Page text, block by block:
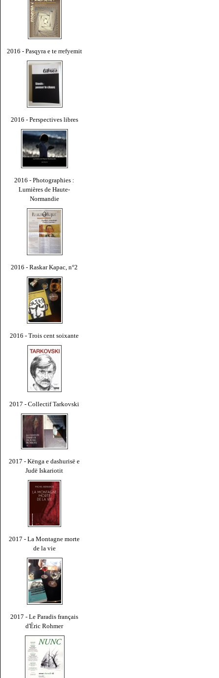
2016 - Pasqyra e te rrefyemit
2016 - Perspectives libres
2016 - Photographies :
Lumières de Haute-
Normandie
2016 - Raskar Kapac, n°2
2016 - Trois cent soixante
2017 - Collectif Tarkovski
2017 - Kënga e dashurisë e
Judë Iskariotit
2017 - La Montagne morte
de la vie
2017 - Le Paradis français
d'Éric Rohmer